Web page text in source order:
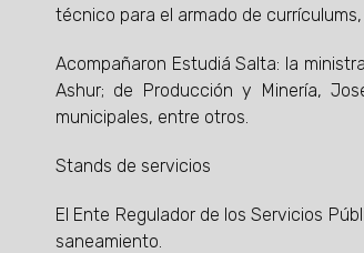
técnico para el armado de
Acompañaron Estudiá Salta: la
Ashur; de Producción y Minería,
municipales, entre otros.
Stands de servicios
El Ente Regulador de los Servicios
saneamiento.